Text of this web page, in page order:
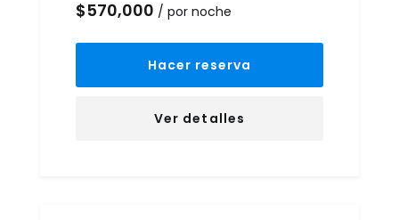
$570,000 por noche
Hacer reserva
Ver detalles